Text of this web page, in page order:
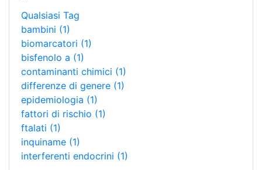
Qualsiasi Tag
bambini (1)
biomarcatori (1)
bisfenolo a (1)
contaminanti chimici (1)
differenze di genere (1)
epidemiologia (1)
fattori di rischio (1)
ftalati (1)
inquiname (1)
interferenti endocrini (1)